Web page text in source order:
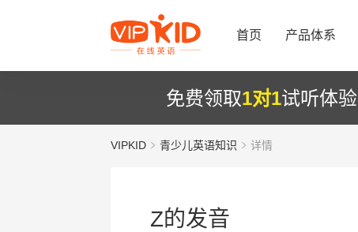
首页 产品体系
免费领取1对1试听体验
VIPKID 青少儿英语知识 详情
Z的发音